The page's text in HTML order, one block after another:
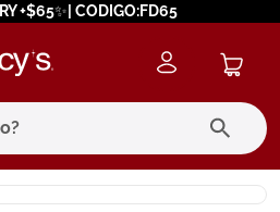
+$65✨| CODIGO:FD65